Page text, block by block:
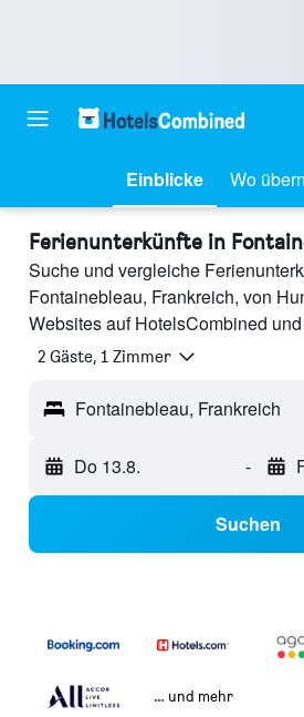
Einblicke Wo
Ferienunterkünfte in
Suche und vergleiche
Fontainebleau, Frankreich, von
Websites auf HotelsCombined
2 Gäste, 1 Zimmer
Fontainebleau, Frankreich
Do 13.8. -
Suchen
… und mehr